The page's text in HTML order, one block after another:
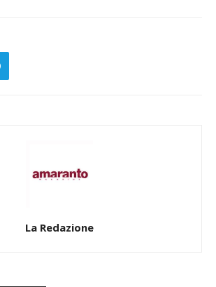
La Redazione